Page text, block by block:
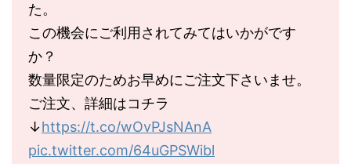
た。
この機会にご利用されてみてはいかがです
か？
数量限定のためお早めにご注文下さいませ。
ご注文、詳細はコチラ
↓https://t.co/wOvPJsNAnA
pic.twitter.com/64uGPSWibl